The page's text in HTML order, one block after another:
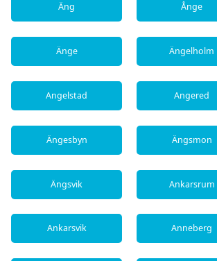
Äng Ånge
Änge Ängelholm
Angelstad Angered
Ängesbyn Ängsmon
Ängsvik Ankarsrum
Ankarsvik Anneberg